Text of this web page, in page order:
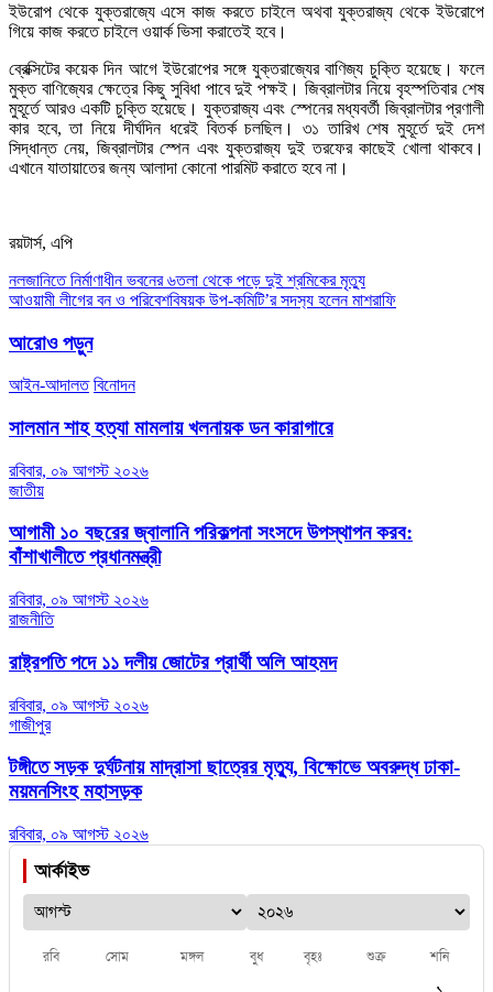
ইউরোপ থেকে যুক্তরাজ্যে এসে কাজ করতে চাইলে অথবা যুক্তরাজ্য থেকে ইউরোপে
গিয়ে কাজ করতে চাইলে ওয়ার্ক ভিসা করাতেই হবে।
ব্রেক্সিটের কয়েক দিন আগে ইউরোপের সঙ্গে যুক্তরাজ্যের বাণিজ্য চুক্তি হয়েছে। ফলে
মুক্ত বাণিজ্যের ক্ষেত্রে কিছু সুবিধা পাবে দুই পক্ষই। জিব্রালটার নিয়ে বৃহস্পতিবার শেষ
মুহূর্তে আরও একটি চুক্তি হয়েছে। যুক্তরাজ্য এবং স্পেনের মধ্যবর্তী জিব্রালটার প্রণালী
কার হবে, তা নিয়ে দীর্ঘদিন ধরেই বিতর্ক চলছিল। ৩১ তারিখ শেষ মুহূর্তে দুই দেশ
সিদ্ধান্ত নেয়, জিব্রালটার স্পেন এবং যুক্তরাজ্য দুই তরফের কাছেই খোলা থাকবে।
এখানে যাতায়াতের জন্য আলাদা কোনো পারমিট করাতে হবে না।
রয়টার্স, এপি
Post
navigation
নলজানিতে নির্মাণাধীন ভবনের ৬তলা থেকে পড়ে দুই শ্রমিকের মৃত্যু
আওয়ামী লীগের বন ও পরিবেশবিষয়ক উপ-কমিটি’র সদস‌্য হলেন মাশরাফি
আরোও পড়ুন
আইন-আদালত বিনোদন
সালমান শাহ হত্যা মামলায় খলনায়ক ডন কারাগারে
রবিবার, ০৯ আগস্ট ২০২৬
জাতীয়
আগামী ১০ বছরের জ্বালানি পরিকল্পনা সংসদে উপস্থাপন করব:
বাঁশাখালীতে প্রধানমন্ত্রী
রবিবার, ০৯ আগস্ট ২০২৬
রাজনীতি
রাষ্ট্রপতি পদে ১১ দলীয় জোটের প্রার্থী অলি আহমদ
রবিবার, ০৯ আগস্ট ২০২৬
গাজীপুর
টঙ্গীতে সড়ক দুর্ঘটনায় মাদ্রাসা ছাত্রের মৃত্যু, বিক্ষোভে অবরুদ্ধ ঢাকা-
ময়মনসিংহ মহাসড়ক
রবিবার, ০৯ আগস্ট ২০২৬
আর্কাইভ
রবি সোম মঙ্গল বুধ বৃহঃ শুক্র শনি